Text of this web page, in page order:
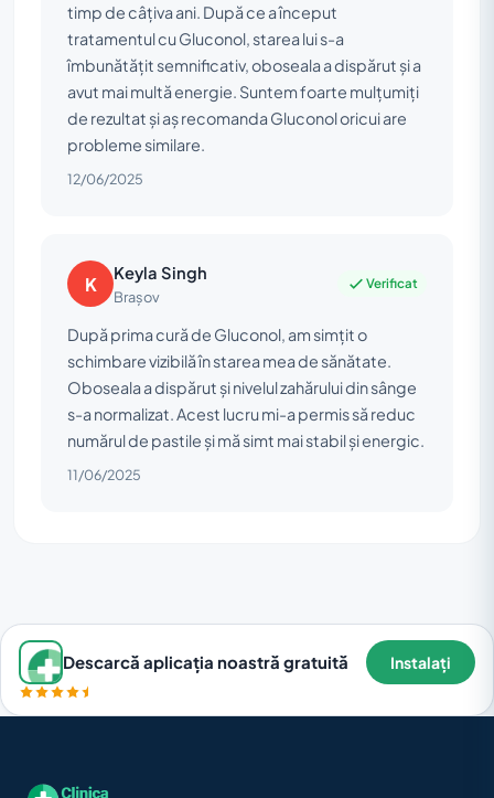
timp de câțiva ani. După ce a început
tratamentul cu Gluconol, starea lui s-a
îmbunătățit semnificativ, oboseala a dispărut și a
avut mai multă energie. Suntem foarte mulțumiți
de rezultat și aș recomanda Gluconol oricui are
probleme similare.
12/06/2025
K Keyla Singh
Brașov
Verificat
După prima cură de Gluconol, am simțit o
schimbare vizibilă în starea mea de sănătate.
Oboseala a dispărut și nivelul zahărului din sânge
s-a normalizat. Acest lucru mi-a permis să reduc
numărul de pastile și mă simt mai stabil și energic.
11/06/2025
Descarcă aplicația noastră gratuită Instalați